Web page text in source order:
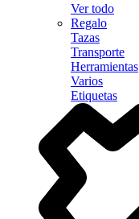
Ver todo
Regalo
Tazas
Transporte
Herramientas
Varios
Etiquetas